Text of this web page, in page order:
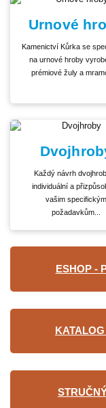
Urnové
Kamenictví Kůrka se
na urnové hroby
prémiové žuly a
Každý návrh
individuální a
vašim specifickým
požadavkům...
ESHOP -